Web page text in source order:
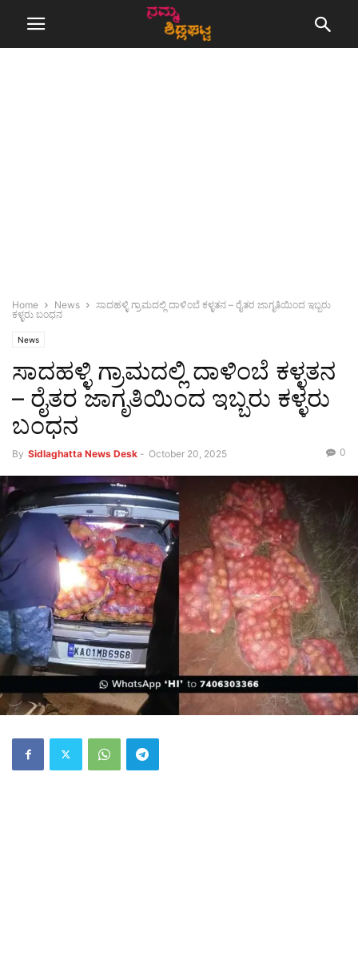
Home News
ಸಾದಹಳ್ಳಿ ಗ್ರಾಮದಲ್ಲಿ ದಾಳಿಂಬೆ ಕಳ್ಳತನ – ರೈತರ ಜಾಗೃತಿಯಿಂದ ಇಬ್ಬರು
ಕಳ್ಳರು ಬಂಧನ
News
ಸಾದಹಳ್ಳಿ ಗ್ರಾಮದಲ್ಲಿ ದಾಳಿಂಬೆ ಕಳ್ಳತನ
– ರೈತರ ಜಾಗೃತಿಯಿಂದ ಇಬ್ಬರು ಕಳ್ಳರು
ಬಂಧನ
By Sidlaghatta News Desk - October 20, 2025 0